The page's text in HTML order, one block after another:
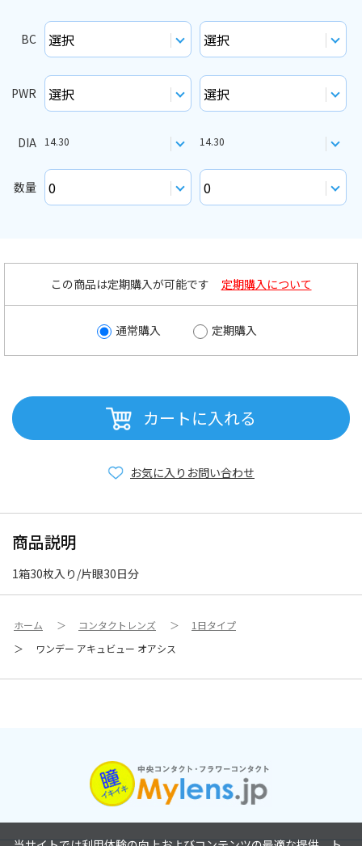
BC
PWR
DIA 14.30 14.30
数量
この商品は定期購入が可能です 定期購入について
通常購入 定期購入
カートに入れる
お問い合わせ
お気に入り
商品説明
1箱30枚入り/片眼30日分
ホーム ＞ コンタクトレンズ ＞
1日タイプ
＞
ワンデー アキュビュー オアシス